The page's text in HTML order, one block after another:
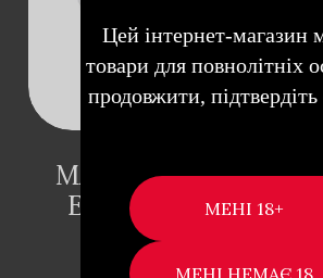
МАСТУРБАТОР-
EGG HARD BOILED
SENSATIONS
Цей інтернет-магазин
товари для повнолітніх
продовжити, підтвердіть